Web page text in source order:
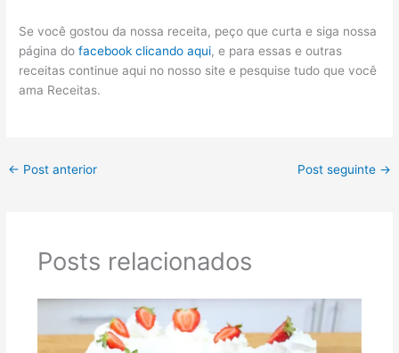
Se você gostou da nossa receita, peço que curta e siga nossa
página dofacebook clicando aqui, e para essas e outras
receitas continue aqui no nosso site e pesquise tudo que você
ama Receitas.
← Post anterior Post seguinte →
Posts relacionados